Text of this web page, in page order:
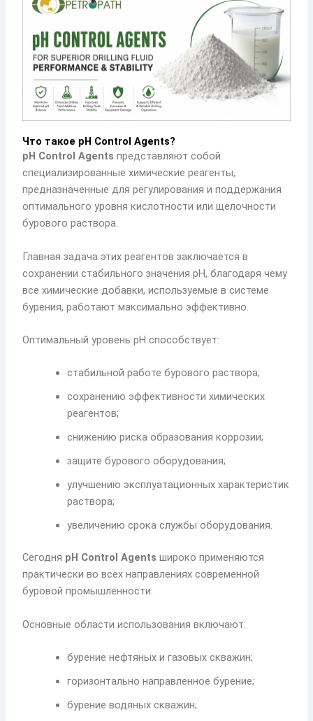
Что такое pH Control Agents?
pH Control Agents представляют собой
специализированные химические реагенты,
предназначенные для регулирования и поддержания
оптимального уровня кислотности или щелочности
бурового раствора.
Главная задача этих реагентов заключается в
сохранении стабильного значения pH, благодаря чему
все химические добавки, используемые в системе
бурения, работают максимально эффективно.
Оптимальный уровень pH способствует:
стабильной работе бурового раствора;
сохранению эффективности химических
реагентов;
снижению риска образования коррозии;
защите бурового оборудования;
улучшению эксплуатационных характеристик
раствора;
увеличению срока службы оборудования.
Сегодня pH Control Agents широко применяются
практически во всех направлениях современной
буровой промышленности.
Основные области использования включают:
бурение нефтяных и газовых скважин;
горизонтально направленное бурение;
бурение водяных скважин;